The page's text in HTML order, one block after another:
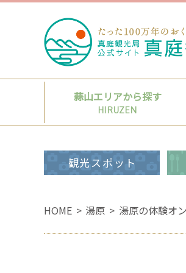
蒜山エリアから探す
HIRUZEN
観光スポット
HOME 湯原 湯原の体験オ